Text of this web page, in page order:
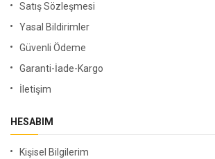
Satış Sözleşmesi
Yasal Bildirimler
Güvenli Ödeme
Garanti-İade-Kargo
İletişim
HESABIM
Kişisel Bilgilerim